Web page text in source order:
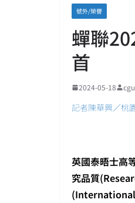
號外/榮譽
蟬聯
首
2024-05-18
記者陳華興／桃
英國泰晤士高
究品質
(International